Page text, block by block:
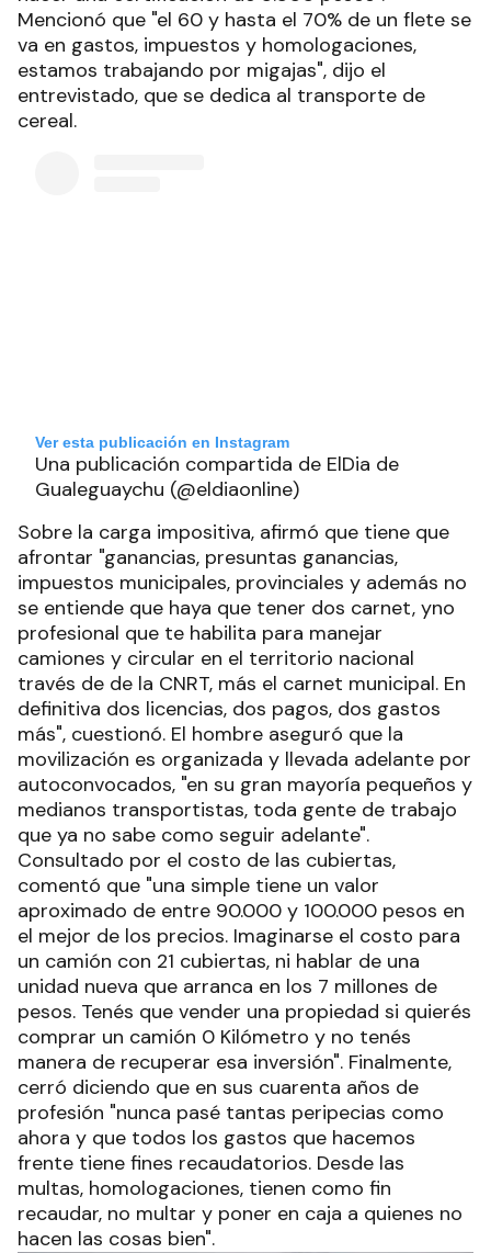
Mencionó que "el 60 y hasta el 70% de un flete se
va en gastos, impuestos y homologaciones,
estamos trabajando por migajas", dijo el
entrevistado, que se dedica al transporte de
cereal.
Ver esta publicación en Instagram
Una publicación compartida de ElDia de
Gualeguaychu (@eldiaonline)
Sobre la carga impositiva, afirmó que tiene que
afrontar "ganancias, presuntas ganancias,
impuestos municipales, provinciales y además no
se entiende que haya que tener dos carnet, yno
profesional que te habilita para manejar
camiones y circular en el territorio nacional
través de de la CNRT, más el carnet municipal. En
definitiva dos licencias, dos pagos, dos gastos
más", cuestionó. El hombre aseguró que la
movilización es organizada y llevada adelante por
autoconvocados, "en su gran mayoría pequeños y
medianos transportistas, toda gente de trabajo
que ya no sabe como seguir adelante".
Consultado por el costo de las cubiertas,
comentó que "una simple tiene un valor
aproximado de entre 90.000 y 100.000 pesos en
el mejor de los precios. Imaginarse el costo para
un camión con 21 cubiertas, ni hablar de una
unidad nueva que arranca en los 7 millones de
pesos. Tenés que vender una propiedad si quierés
comprar un camión 0 Kilómetro y no tenés
manera de recuperar esa inversión". Finalmente,
cerró diciendo que en sus cuarenta años de
profesión "nunca pasé tantas peripecias como
ahora y que todos los gastos que hacemos
frente tiene fines recaudatorios. Desde las
multas, homologaciones, tienen como fin
recaudar, no multar y poner en caja a quienes no
hacen las cosas bien".